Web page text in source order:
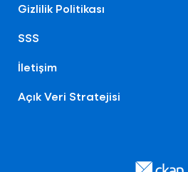
Gizlilik Politikası
SSS
İletişim
Açık Veri Stratejisi